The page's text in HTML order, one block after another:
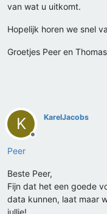
van wat u uitkomt.
Hopelijk horen we snel
Groetjes Peer en
K
Offline
KarelJacobs
Peer
Beste Peer,
Fijn dat het een goede
data kunnen, laat maar